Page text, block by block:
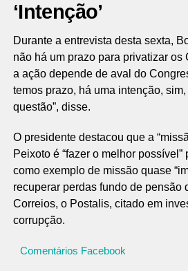
‘Intenção’
Durante a entrevista desta sexta,
não há um prazo para privatizar os
a ação depende de aval do
temos prazo, há uma intenção,
questão”, disse.
O presidente destacou que a
Peixoto é “fazer o melhor
como exemplo de missão quase
recuperar perdas fundo de pensão
Correios, o Postalis, citado em
corrupção.
Comentários Facebook